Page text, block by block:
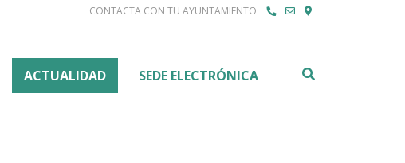
CONTACTA CON TU AYUNTAMIENTO
ACTUALIDAD SEDE ELECTRÓNICA